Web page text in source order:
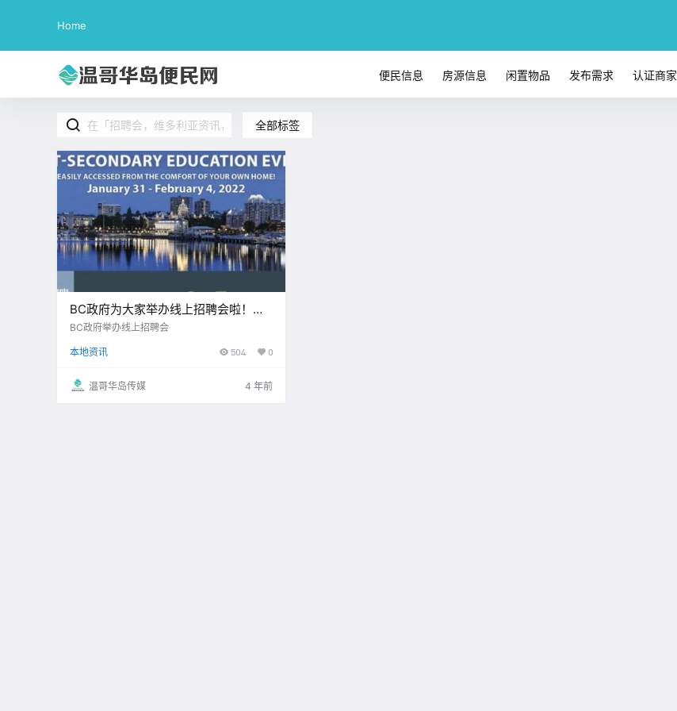
Home
便民信息 房源信息 闲置物品 发布需求 认证商家
全部标签
BC政府为大家举办线上招聘会啦！小
伙伴们看过来！
BC政府举办线上招聘会
本地资讯 504 0
温哥华岛传媒 4 年前